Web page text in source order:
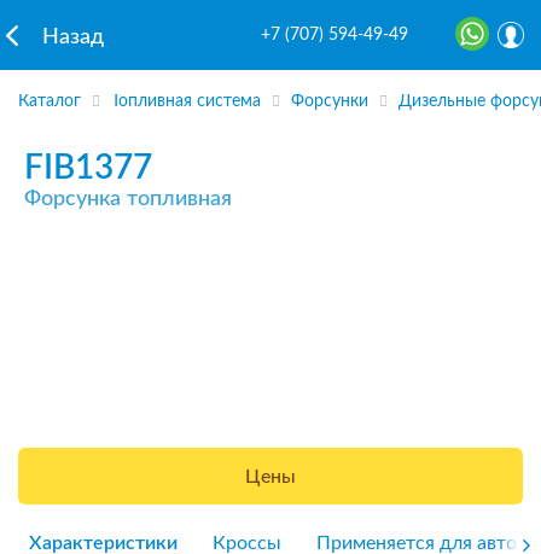
Назад +7 (707) 594-49-49
Каталог Топливная система Форсунки Дизельные
FIB1377
Форсунка топливная
Цены
Характеристики Кроссы Применяется для авто